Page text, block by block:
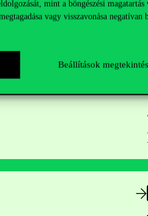
mint a böngészési magatartás
vagy visszavonása negatívan
Beállítások